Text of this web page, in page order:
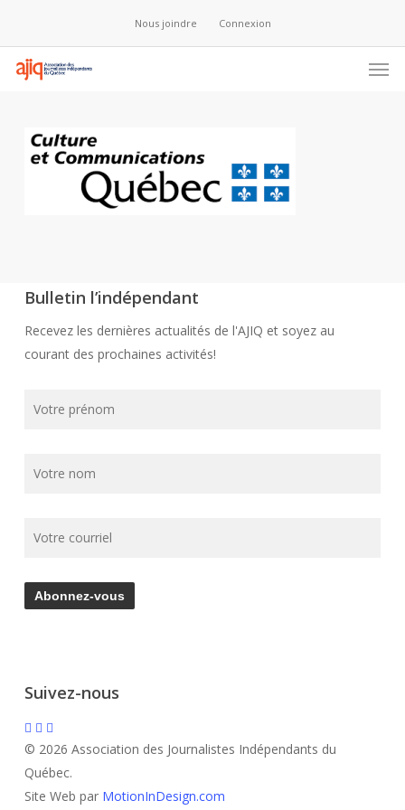
main
content
Nous joindre Connexion
Bulletin l’indépendant
Recevez les dernières actualités de l'AJIQ et soyez au
courant des prochaines activités!
Suivez-nous
© 2026 Association des Journalistes Indépendants du
Québec.
Site Web par MotionInDesign.com